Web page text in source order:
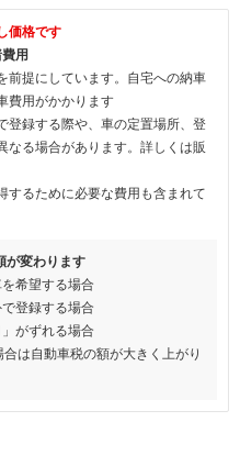
価格です
用
提にしています。自宅への納車
費用がかかります
録する際や、車の定置場所、登
なる場合があります。詳しくは販
るために必要な費用も含まれて
が変わります
希望する場合
登録する場合
がずれる場合
は自動車税の額が大きく上がり